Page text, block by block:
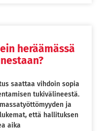
heräämässä
saattaa vihdoin sopia
tukivälineestä.
ja
että hallituksen
aika